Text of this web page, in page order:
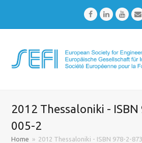
FacebookLinkedIn
2012 Thessaloniki -
005-2
Home » 2012 Thessaloniki - ISBN 978-2-